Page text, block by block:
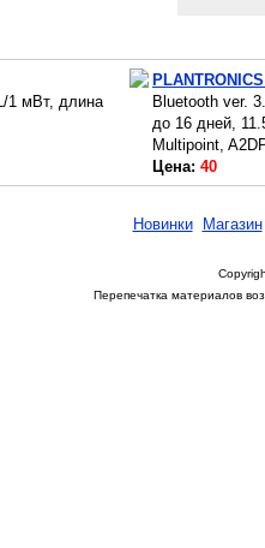
1 мВт, длина
Bluetooth ver.
до 16 дней,
Multipoint,
Цена: 40
Новинки Магазин
Перепечатка материалов